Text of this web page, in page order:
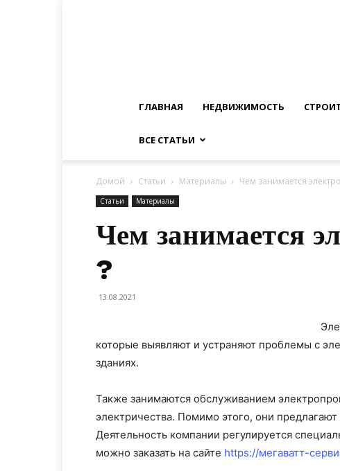
ГЛАВНАЯ НЕДВИЖИМОСТЬ
ВСЕ СТАТЬИ
Домой Статьи Материалы Чем занимается
Статьи Материалы
Чем занимается
?
13.08.2021
которые выявляют и устраняют проблемы с
зданиях.
Также занимаются обслуживанием
электричества. Помимо этого, они
Деятельность компании регулируется
можно заказать на сайте https://мегаватт-